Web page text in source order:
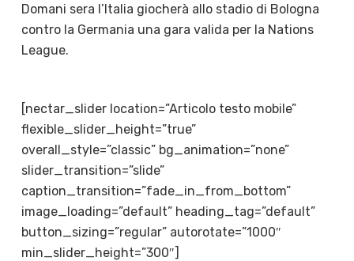
Domani sera l’Italia giocherà allo stadio di Bologna
contro la Germania una gara valida per la Nations
League.
[nectar_slider location=”Articolo testo mobile”
flexible_slider_height=”true”
overall_style=”classic” bg_animation=”none”
slider_transition=”slide”
caption_transition=”fade_in_from_bottom”
image_loading=”default” heading_tag=”default”
button_sizing=”regular” autorotate=”1000″
min_slider_height=”300″]